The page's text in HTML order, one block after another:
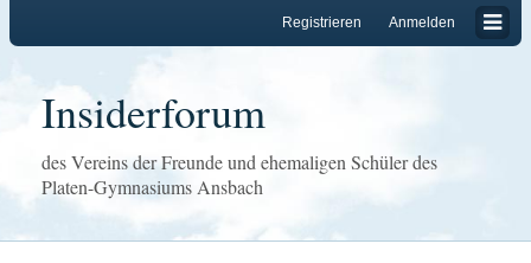
Anmelden
Registrieren
Insiderforum
des Vereins der Freunde und ehemaligen Schüler des
Platen-Gymnasiums Ansbach